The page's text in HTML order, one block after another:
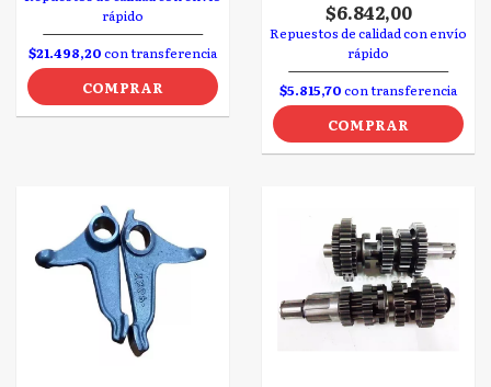
rápido
$21.498,20con transferencia
COMPRAR
$6.842,00
Repuestos de calidad con envío
rápido
$5.815,70con transferencia
COMPRAR